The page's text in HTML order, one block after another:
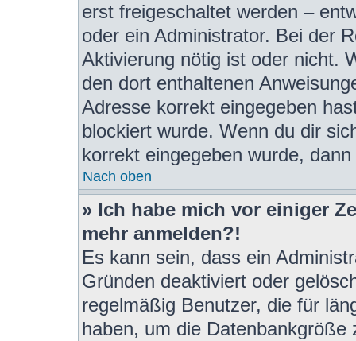
erst freigeschaltet werden –
oder ein Administrator. Bei der
Aktivierung nötig ist oder nicht.
den dort enthaltenen
Adresse korrekt eingegeben
blockiert wurde. Wenn du dir
korrekt eingegeben wurde,
Nach oben
» Ich habe mich vor einiger
mehr anmelden?!
Es kann sein, dass ein
Gründen deaktiviert oder
regelmäßig Benutzer, die für
haben, um die